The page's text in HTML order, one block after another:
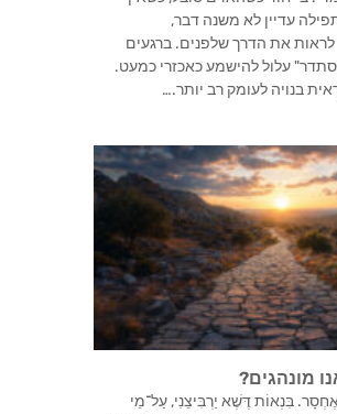
עדיין לא משנה דבר,
את הדרך שלפנים. ברגעים
עלול להישמע כאכזרי כמעט.
בנויה לעומק רב יותר.…
מונהגים?
בִּנְאוֹת דֶּשֶׁא יַרְבִּיצֵנִי, עַל־מֵי